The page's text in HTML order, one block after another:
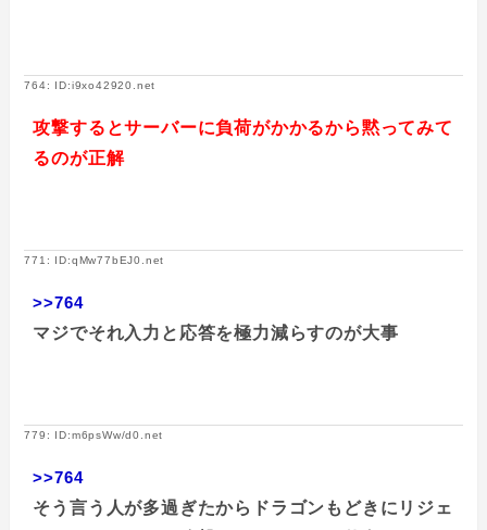
764: ID:i9xo42920.net
攻撃するとサーバーに負荷がかかるから黙ってみて
るのが正解
771: ID:qMw77bEJ0.net
>>764
マジでそれ入力と応答を極力減らすのが大事
779: ID:m6psWw/d0.net
>>764
そう言う人が多過ぎたからドラゴンもどきにリジェ